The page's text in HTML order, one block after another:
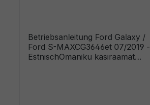
Betriebsanleitung Ford Galaxy /
Ford S-MAXCG3646et 07/2019 -
EstnischOmaniku käsiraamat